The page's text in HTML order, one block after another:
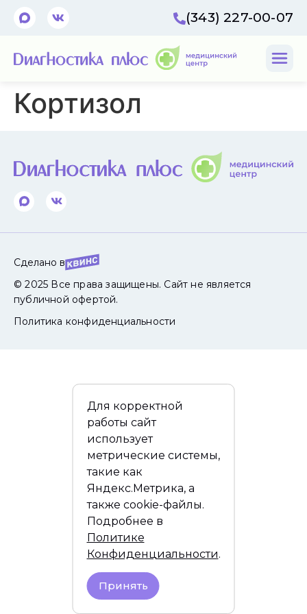
(343) 227-00-07
Кортизол
Сделано в
© 2025 Все права защищены. Сайт не является
публичной офертой.
Политика конфиденциальности
Для корректной
работы сайт
использует
метрические системы,
такие как
Яндекс.Метрика, а
также cookie-файлы.
Подробнее в
Политике
Конфиденциальности.
Принять